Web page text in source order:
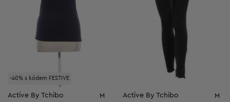
-40% s kódem FESTIVE
Active By Tchibo M Active By Tchibo M